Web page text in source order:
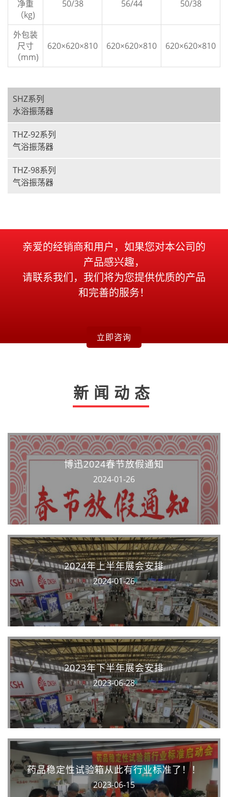
净重
（kg)
50/38 56/44 50/38
外包装
尺寸
（mm)
620×620×810 620×620×810 620×620×810
SHZ系列
水浴振荡器
THZ-92系列
气浴振荡器
THZ-98系列
气浴振荡器
亲爱的经销商和用户，如果您对本公司的
产品感兴趣，
请联系我们，我们将为您提供优质的产品
和完善的服务！
立即咨询
新闻动态
博迅2024春节放假通知
2024-01-26
2024年上半年展会安排
2024-01-26
2023年下半年展会安排
2023-06-28
药品稳定性试验箱从此有行业标准了！！
2023-06-15